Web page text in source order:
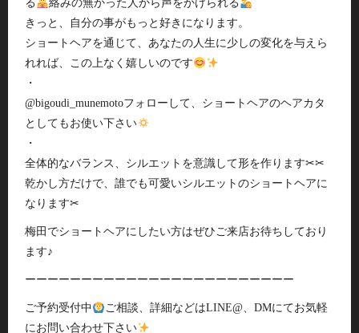
る
絡みの無かった人から声をかけられる
きっと、自分の事がもっと好きになります。
ショートヘアを通じて、あなたの人生に少しの変化を与えら
れれば、この上なく嬉しいのです
・
@bigoudi_munemotoフォローして、ショートヘアのヘアカタ
としてもお使い下さい
・
全体的なバランス、シルエットを意識して形を作ります✂︎✂︎
乾かし方だけで、誰でも可愛いシルエットのショートヘアに
なります✂︎
梅田でショートヘアにしたい方はぜひご来店お待ちしており
ます♪
ーーーーーーーーーーーーーーーーーーーーーーーー
ご予約受付中
ご相談、詳細などはLINE@、DMにてお気軽
にお問い合わせ下さい